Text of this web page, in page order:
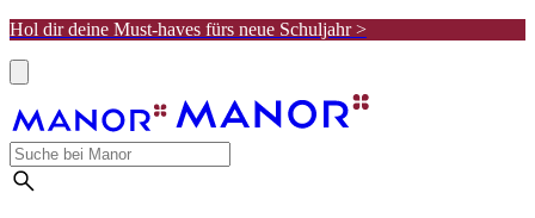
Hol dir deine Must-haves fürs neue Schuljahr >